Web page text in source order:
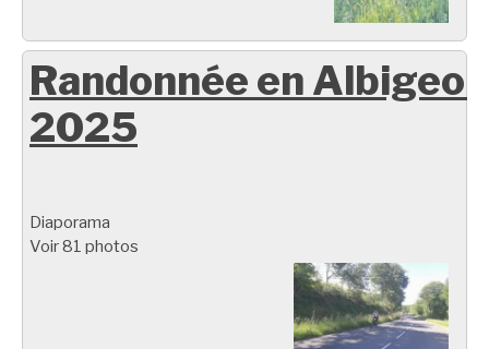
Randonnée en
2025
Diaporama
Voir 81 photos